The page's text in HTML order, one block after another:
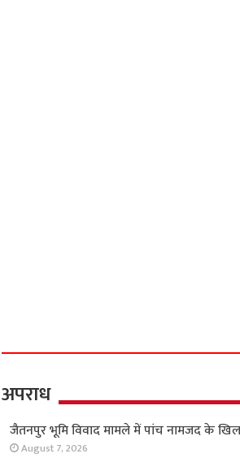
अपराध
जैतनपुर भूमि विवाद मामले में पांच नामजद के
August 7, 2026